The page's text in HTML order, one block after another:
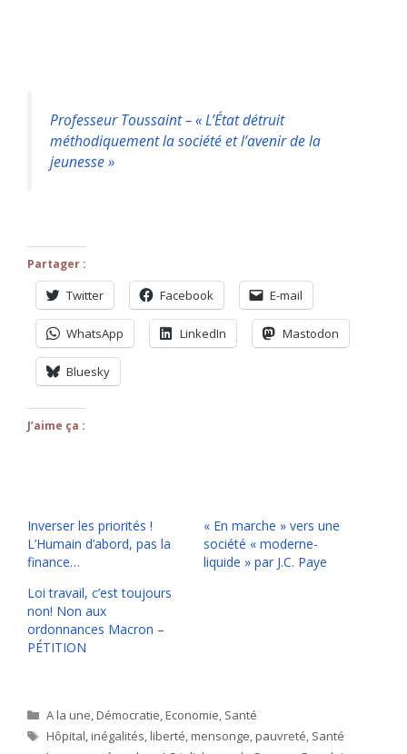
Professeur Toussaint – « L’État détruit
méthodiquement la société et l’avenir de la
jeunesse »
Partager :
Twitter Facebook E-mail
WhatsApp LinkedIn Mastodon
Bluesky
J’aime ça :
Inverser les priorités !
L’Humain d’abord, pas la
finance…
« En marche » vers une
société « moderne-
liquide » par J.C. Paye
Loi travail, c’est toujours
non! Non aux
ordonnances Macron –
PÉTITION
Catégories
A la une,Démocratie,Economie, Santé
Étiquettes
Hôpital,inégalités,liberté,mensonge,pauvreté, Santé